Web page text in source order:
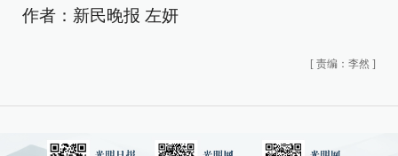
作者：新民晚报 左妍
[ 责编：李然 ]